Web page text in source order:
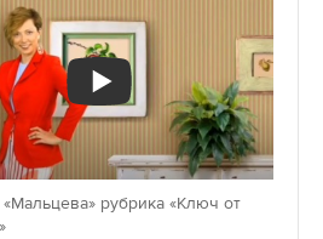
рубрика «Ключ от